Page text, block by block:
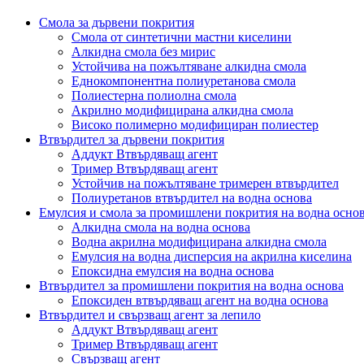
Смола за дървени покрития
Смола от синтетични мастни киселини
Алкидна смола без мирис
Устойчива на пожълтяване алкидна смола
Еднокомпонентна полиуретанова смола
Полиестерна полиолна смола
Акрилно модифицирана алкидна смола
Високо полимерно модифициран полиестер
Втвърдител за дървени покрития
Аддукт Втвърдяващ агент
Тример Втвърдяващ агент
Устойчив на пожълтяване тримерен втвърдител
Полиуретанов втвърдител на водна основа
Емулсия и смола за промишлени покрития на водна
Алкидна смола на водна основа
Водна акрилна модифицирана алкидна смола
Емулсия на водна дисперсия на акрилна киселина
Епоксидна емулсия на водна основа
Втвърдител за промишлени покрития на водна основа
Епоксиден втвърдяващ агент на водна основа
Втвърдител и свързващ агент за лепило
Аддукт Втвърдяващ агент
Тример Втвърдяващ агент
Свързващ агент